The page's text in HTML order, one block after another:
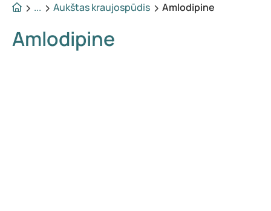
...
Aukštas kraujospūdis Amlodipine
Amlodipine